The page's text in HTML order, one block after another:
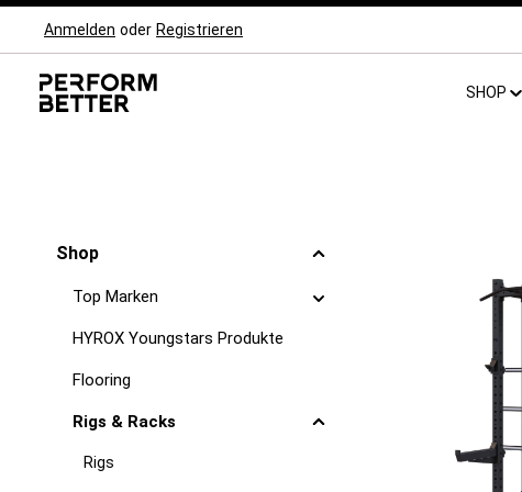
Hauptnavigation springen
Anmelden oder Registrieren
SHOP
Shop
Top Marken
HYROX Youngstars Produkte
Flooring
Rigs & Racks
Rigs